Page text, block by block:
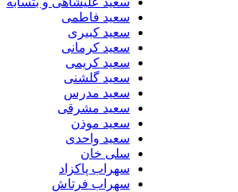
سعید فاطمی
سعید کبیری
سعید کرمانی
سعید کریمی
سعید گلشنی
سعید مدرس
سعید مشرقی
سعید موذن
سعید واحدی
سلی خان
سهراب پاکزاد
سهراب فرتاش